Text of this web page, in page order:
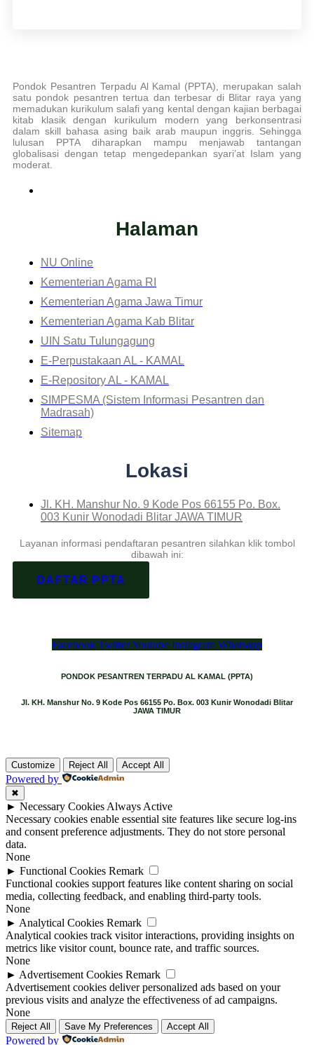
Pondok Pesantren Terpadu Al Kamal (PPTA), merupakan salah
satu pondok pesantren tertua dan terbesar di Blitar raya yang
memadukan kurikulum salafi yang kental dengan kajian berbagai
kitab klasik dengan kurikulum modern yang berkonsentrasi
dalam skill bahasa asing baik arab maupun inggris. Sehingga
lulusan PPTA diharapkan mampu menjawab tantangan
globalisasi dengan tetap mengedepankan syari’at Islam yang
moderat.
Halaman
NU Online
Kementerian Agama RI
Kementerian Agama Jawa Timur
Kementerian Agama Kab Blitar
UIN Satu Tulungagung
E-Perpustakaan AL - KAMAL
E-Repository AL - KAMAL
SIMPESMA (Sistem Informasi Pesantren dan
Madrasah)
Sitemap
Lokasi
Jl. KH. Manshur No. 9 Kode Pos 66155 Po. Box.
003 Kunir Wonodadi Blitar JAWA TIMUR
Layanan informasi pendaftaran pesantren silahkan klik tombol
dibawah ini:
DAFTAR PPTA
Facebook TwitterYoutube Instagram Whatsapp
PONDOK PESANTREN TERPADU AL KAMAL (PPTA)
Jl. KH. Manshur No. 9 Kode Pos 66155 Po. Box. 003 Kunir Wonodadi Blitar
JAWA TIMUR
Customize Reject All Accept All
Powered by
✖
► Necessary Cookies Always Active
Necessary cookies enable essential site features like secure log-ins
and consent preference adjustments. They do not store personal
data.
None
► Functional Cookies Remark
Functional cookies support features like content sharing on social
media, collecting feedback, and enabling third-party tools.
None
► Analytical Cookies Remark
Analytical cookies track visitor interactions, providing insights on
metrics like visitor count, bounce rate, and traffic sources.
None
► Advertisement Cookies Remark
Advertisement cookies deliver personalized ads based on your
previous visits and analyze the effectiveness of ad campaigns.
None
Reject All Save My Preferences Accept All
Powered by